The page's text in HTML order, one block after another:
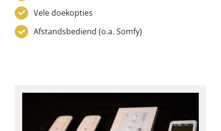
Vele doekopties
Afstandsbediend (o.a. Somfy)